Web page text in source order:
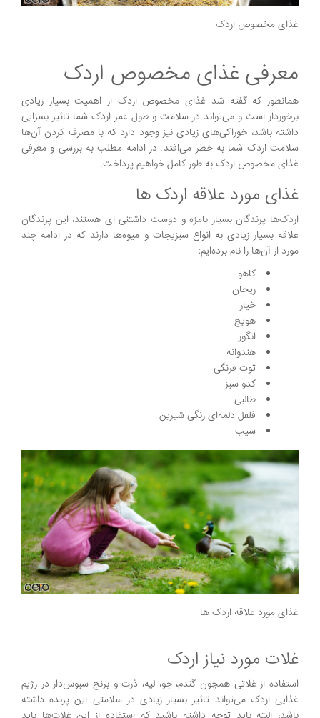
غذای مخصوص اردک
معرفی غذای مخصوص اردک
همانطور که گفته شد غذای مخصوص اردک از اهمیت بسیار زیادی
برخوردار است و می‌تواند در سلامت و طول عمر اردک شما تاثیر بسزایی
داشته باشد، خوراکی‌های زیادی نیز وجود دارد که با مصرف کردن آن‌ها
سلامت اردک شما به خطر می‌افتد. در ادامه مطلب به بررسی و معرفی
غذای مخصوص اردک به طور کامل خواهیم پرداخت.
غذای مورد علاقه اردک ها
اردک‌ها پرندگان بسیار بامزه و دوست داشتنی ای هستند، این پرندگان
علاقه بسیار زیادی به انواع سبزیجات و میوه‌ها دارند که در ادامه چند
مورد از آن‌ها را نام برده‌ایم:
کاهو
ریحان
خیار
هویج
انگور
هندوانه
توت فرنگی
کدو سبز
طالبی
فلفل دلمه‌ای رنگی شیرین
سیب
غذای مورد علاقه اردک ها
غلات مورد نیاز اردک
استفاده از غلاتی همچون گندم، جو، لپه، ذرت و برنج سبوس‌دار در رژیم
غذایی اردک می‌تواند تاثیر بسیار زیادی در سلامتی این پرنده داشته